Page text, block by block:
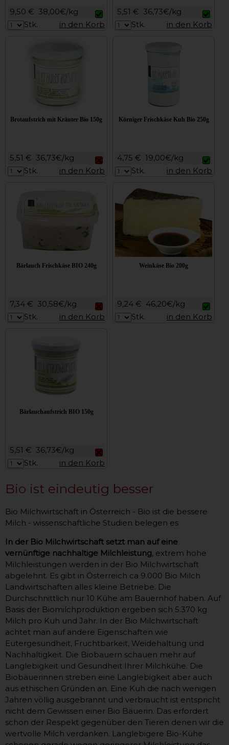
9,50 € 38,00€/kg
Stk.
in den Korb
5,51 € 36,73€/kg
Stk.
in den Korb
Brotaufstrich mit Kräuter Bio 150g
5,51 € 36,73€/kg
Stk.
in den Korb
Körniger Frischkäse Kuh Bio 250g
4,75 € 19,00€/kg
Stk.
in den Korb
Bärlauch Frischkäse BIO 240g
7,34 € 30,58€/kg
Stk.
in den Korb
Weinkäse Bio 200g
9,24 € 46,20€/kg
Stk.
in den Korb
Bärlauchaufstrich BIO 150g
5,51 € 36,73€/kg
Stk.
in den Korb
Bio ist eindeutig besser
Bio Milchwirtschaft in Österreich - Bio ist die bessere
Milch - wissenschaftliche Studien belegen es
In der Bio Milchwirtschaft setzt man auf eine
vernünftige nachhaltige Milchleistung, extrem hohe
Milchleistungen werden in der Bio Milchwirtschaft
abgelehnt. Es gibt in Österreich ca 9.000 Bio Milch
Landwirtschaften alles kleine Betriebe. Die
Durchschnittlich nur 10 Kühe am Bauernhof haben. Auf
Basis der Biomilchproduktion ergeben sich 5.370 kg
Milch pro Kuh und Jahr. In der Bio Milchwirtschaft
achtet man auf andere Eigenschaften wie
Eutergesundheit, Fruchtbarkeit, Weidehaltung und
Nachhaltigkeit. Die Biobauern schauen mehr auf
Langlebigkeit und Gesundheit Ihrer Milchkühe. Die
Biobäuerinnen streben eine Langlebigkeit aber auch
aus ethischen Gründen an. Eine Kuh die nach wenigen
Jahren völlig ausgebrannt und verbraucht ist entspricht
nicht dem Gewissen einer Bio Bäuerin. Das erfordert
schon der Respekt gegenüber den Tieren denen wir die
wertvolle Milch verdanken. Langlebigere Bio-Kühe